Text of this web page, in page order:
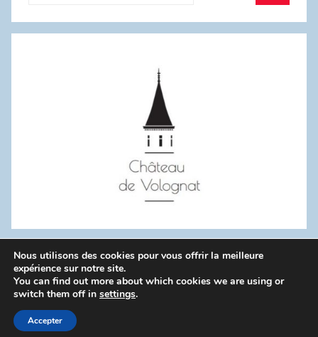
:
WordPress Theme: Donovan by ThemeZee.
Politique de confidentialité
Nous utilisons des cookies pour vous offrir la meilleure
expérience sur notre site.
You can find out more about which cookies we are using or
switch them off in settings.
Accepter